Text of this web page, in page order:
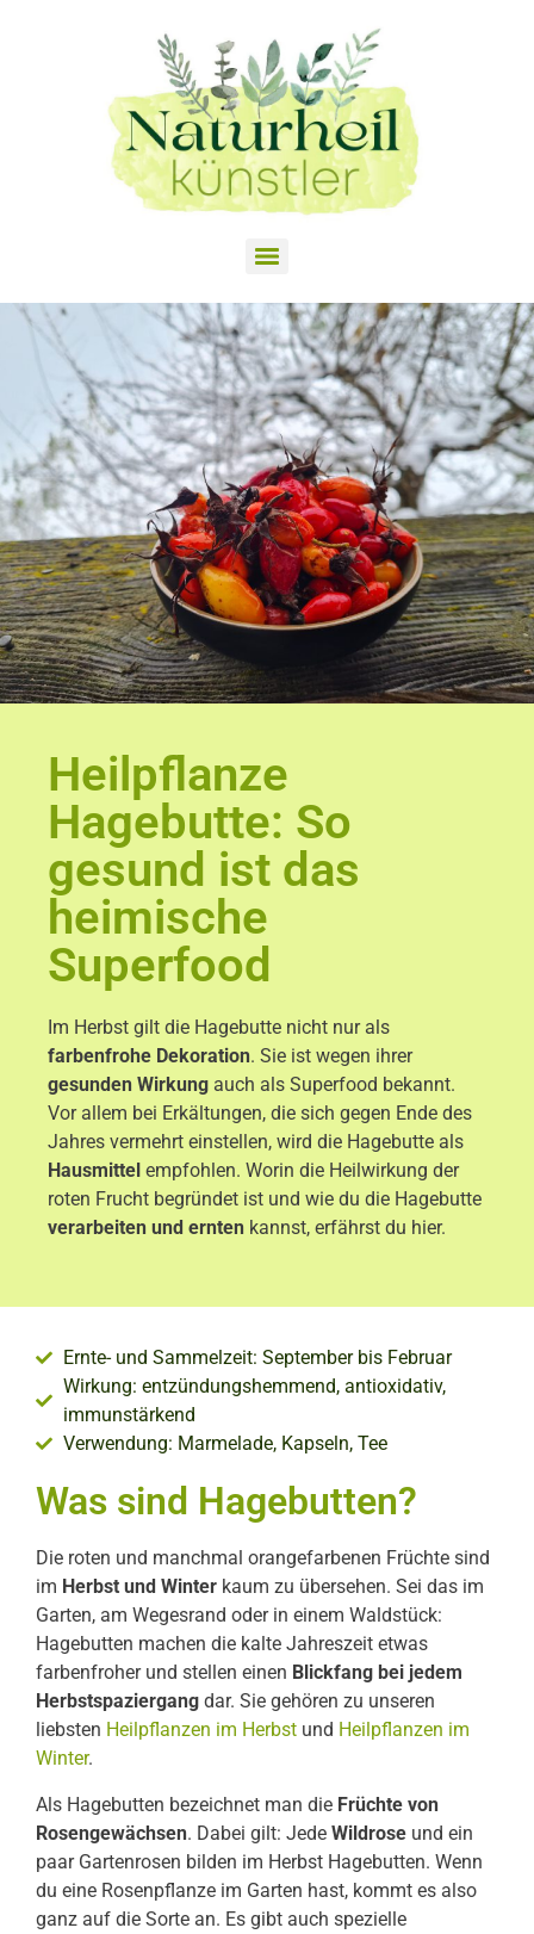
Heilpflanze
Hagebutte: So
gesund ist das
heimische
Superfood
Im Herbst gilt die Hagebutte nicht nur als
farbenfrohe Dekoration. Sie ist wegen ihrer
gesunden Wirkung auch als Superfood bekannt.
Vor allem bei Erkältungen, die sich gegen Ende des
Jahres vermehrt einstellen, wird die Hagebutte als
Hausmittel empfohlen. Worin die Heilwirkung der
roten Frucht begründet ist und wie du die Hagebutte
verarbeiten und ernten kannst, erfährst du hier.
Ernte- und Sammelzeit: September bis Februar
Wirkung: entzündungshemmend, antioxidativ,
immunstärkend
Verwendung: Marmelade, Kapseln, Tee
Was sind Hagebutten?
Die roten und manchmal orangefarbenen Früchte sind
im Herbst und Winter kaum zu übersehen. Sei das im
Garten, am Wegesrand oder in einem Waldstück:
Hagebutten machen die kalte Jahreszeit etwas
farbenfroher und stellen einen Blickfang bei jedem
Herbstspaziergang dar. Sie gehören zu unseren
liebsten Heilpflanzen im Herbst und Heilpflanzen im
Winter.
Als Hagebutten bezeichnet man die Früchte von
Rosengewächsen. Dabei gilt: Jede Wildrose und ein
paar Gartenrosen bilden im Herbst Hagebutten. Wenn
du eine Rosenpflanze im Garten hast, kommt es also
ganz auf die Sorte an. Es gibt auch spezielle